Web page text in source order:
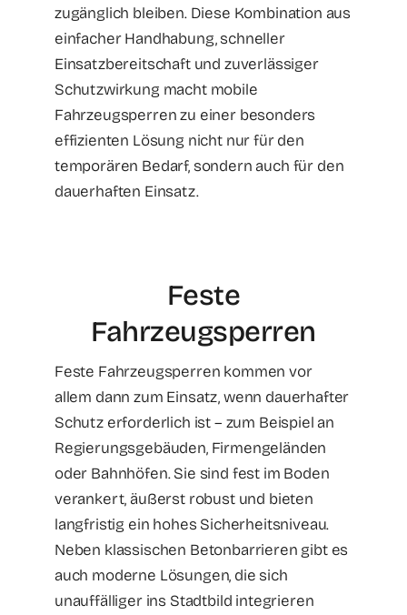
zugänglich bleiben. Diese Kombination aus
einfacher Handhabung, schneller
Einsatzbereitschaft und zuverlässiger
Schutzwirkung macht mobile
Fahrzeugsperren zu einer besonders
effizienten Lösung nicht nur für den
temporären Bedarf, sondern auch für den
dauerhaften Einsatz.
Feste
Fahrzeugsperren
Feste Fahrzeugsperren kommen vor
allem dann zum Einsatz, wenn dauerhafter
Schutz erforderlich ist – zum Beispiel an
Regierungsgebäuden, Firmengeländen
oder Bahnhöfen. Sie sind fest im Boden
verankert, äußerst robust und bieten
langfristig ein hohes Sicherheitsniveau.
Neben klassischen Betonbarrieren gibt es
auch moderne Lösungen, die sich
unauffälliger ins Stadtbild integrieren